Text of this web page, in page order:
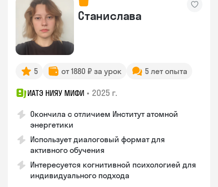
Станислава
5 от 1880 ₽ за урок 5 лет опыта
ИАТЭ НИЯУ МИФИ • 2025 г.
Окончила с отличием Институт атомной
энергетики
Использует диалоговый формат для
активного обучения
Интересуется когнитивной психологией для
индивидуального подхода